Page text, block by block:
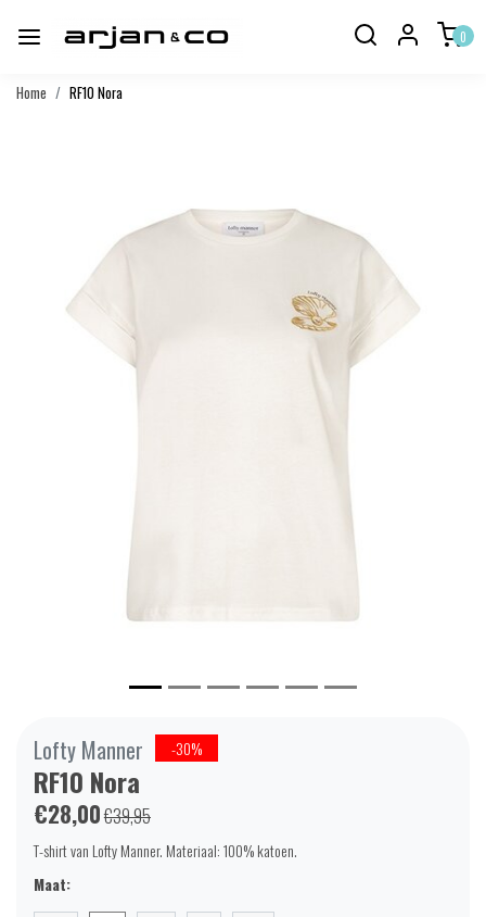
0
Home RF10 Nora
Lofty Manner -30%
RF10 Nora
€28,00€39,95
T-shirt van Lofty Manner. Materiaal: 100% katoen.
Maat: